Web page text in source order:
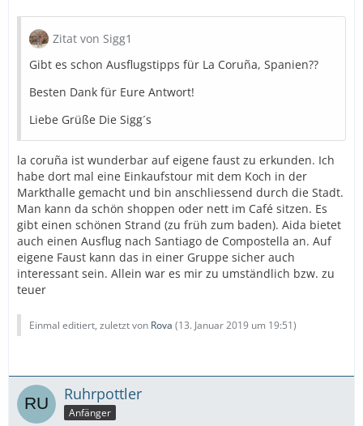
Zitat von Sigg1
Gibt es schon Ausflugstipps für La Coruña, Spanien??
Besten Dank für Eure Antwort!
Liebe Grüße Die Sigg´s
la coruña ist wunderbar auf eigene faust zu erkunden. Ich
habe dort mal eine Einkaufstour mit dem Koch in der
Markthalle gemacht und bin anschliessend durch die Stadt.
Man kann da schön shoppen oder nett im Café sitzen. Es
gibt einen schönen Strand (zu früh zum baden). Aida bietet
auch einen Ausflug nach Santiago de Compostella an. Auf
eigene Faust kann das in einer Gruppe sicher auch
interessant sein. Allein war es mir zu umständlich bzw. zu
teuer
Einmal editiert, zuletzt von Rova (13. Januar 2019 um 19:51)
Ruhrpottler
Anfänger